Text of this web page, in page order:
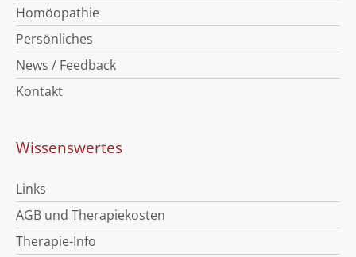
Homöopathie
Persönliches
News / Feedback
Kontakt
Wissenswertes
Links
AGB und Therapiekosten
Therapie-Info